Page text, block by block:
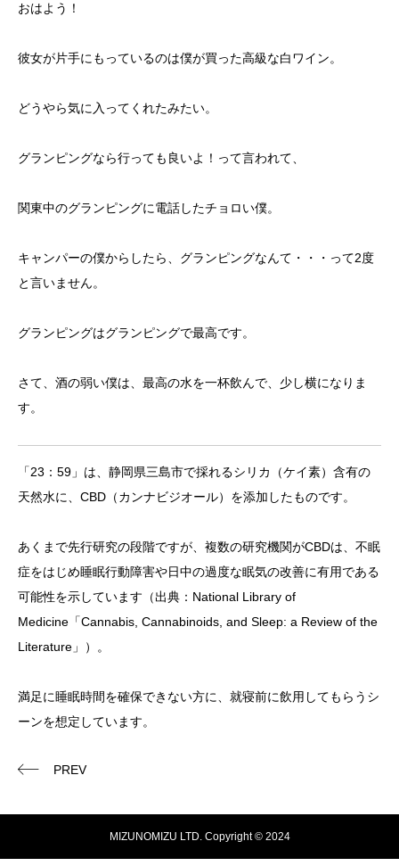
おはよう！
彼女が片手にもっているのは僕が買った高級な白ワイン。
どうやら気に入ってくれたみたい。
グランピングなら行っても良いよ！って言われて、
関東中のグランピングに電話したチョロい僕。
キャンパーの僕からしたら、グランピングなんて・・・って2度
と言いません。
グランピングはグランピングで最高です。
さて、酒の弱い僕は、最高の水を一杯飲んで、少し横になりま
す。
「23：59」は、静岡県三島市で採れるシリカ（ケイ素）含有の
天然水に、CBD（カンナビジオール）を添加したものです。
あくまで先行研究の段階ですが、複数の研究機関がCBDは、不眠
症をはじめ睡眠行動障害や日中の過度な眠気の改善に有用である
可能性を示しています（出典：National Library of
Medicine「Cannabis, Cannabinoids, and Sleep: a Review of the
Literature」）。
満足に睡眠時間を確保できない方に、就寝前に飲用してもらうシ
ーンを想定しています。
PREV
MIZUNOMIZU LTD. Copyright © 2024